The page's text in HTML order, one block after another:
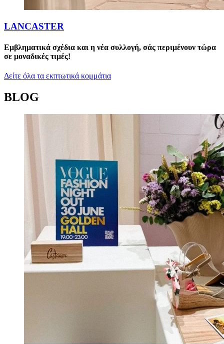
LANCASTER
Εμβληματικά σχέδια και η νέα συλλογή, σάς περιμένουν τώρα
σε μοναδικές τιμές!
Δείτε όλα τα εκπτωτικά κομμάτια
BLOG